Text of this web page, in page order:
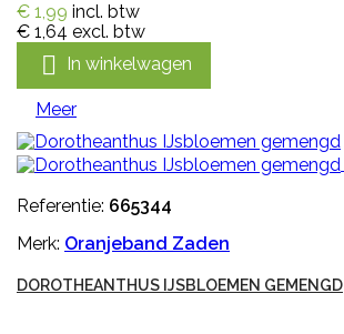
€ 1,99 incl. btw
€ 1,64 excl. btw
 In winkelwagen
Meer
Referentie: 665344
Merk: Oranjeband Zaden
DOROTHEANTHUS IJSBLOEMEN GEMENGD